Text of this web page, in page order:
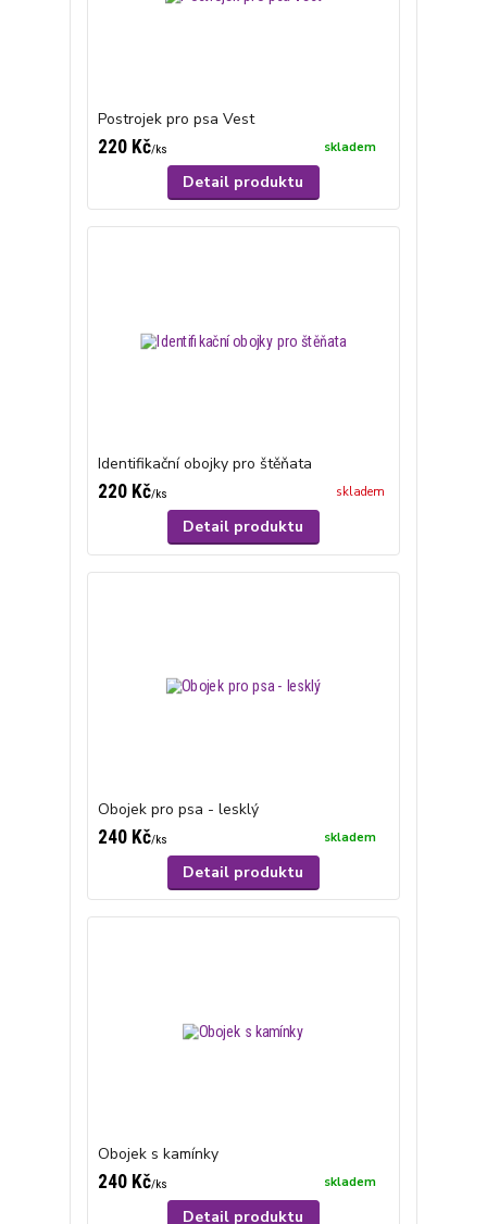
Postrojek pro psa Vest
220 Kč/ks skladem
Detail produktu
Identifikační obojky pro štěňata
220 Kč/ks skladem
Detail produktu
Obojek pro psa - lesklý
240 Kč/ks skladem
Detail produktu
Obojek s kamínky
240 Kč/ks skladem
Detail produktu